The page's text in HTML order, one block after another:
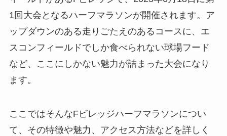
1回大会となるハーフマラソンが開催されます。ア
ップダウンのある走りごたえのあるコースに、エ
スコンフィールドでしか食べられない球場フード
など、ここにしかない魅力が詰まった大会になり
ます。
ここではそんなFビレッジハーフマラソンについ
て、その特徴や魅力、アクセス方法などを詳しく